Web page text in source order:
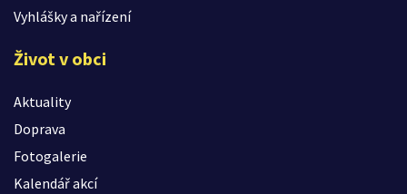
Vyhlášky a nařízení
Život v obci
Aktuality
Doprava
Fotogalerie
Kalendář akcí